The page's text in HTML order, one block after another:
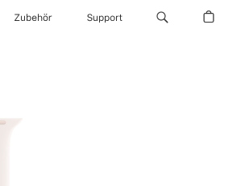
Zubehör Support